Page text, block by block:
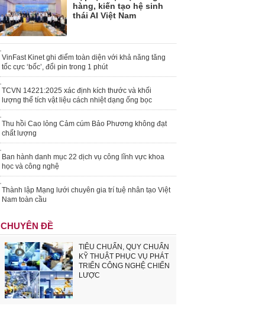
hàng, kiến tạo hệ sinh
thái AI Việt Nam
VinFast Kinet ghi điểm toàn diện với khả năng tăng
tốc cực ‘bốc’, đổi pin trong 1 phút
TCVN 14221:2025 xác định kích thước và khối
lượng thể tích vật liệu cách nhiệt dạng ống bọc
Thu hồi Cao lỏng Cảm cúm Bảo Phương không đạt
chất lượng
Ban hành danh mục 22 dịch vụ công lĩnh vực khoa
học và công nghệ
Thành lập Mạng lưới chuyên gia trí tuệ nhân tạo Việt
Nam toàn cầu
CHUYÊN ĐỀ
TIÊU CHUẨN, QUY CHUẨN
KỸ THUẬT PHỤC VỤ PHÁT
TRIỂN CÔNG NGHỆ CHIẾN
LƯỢC